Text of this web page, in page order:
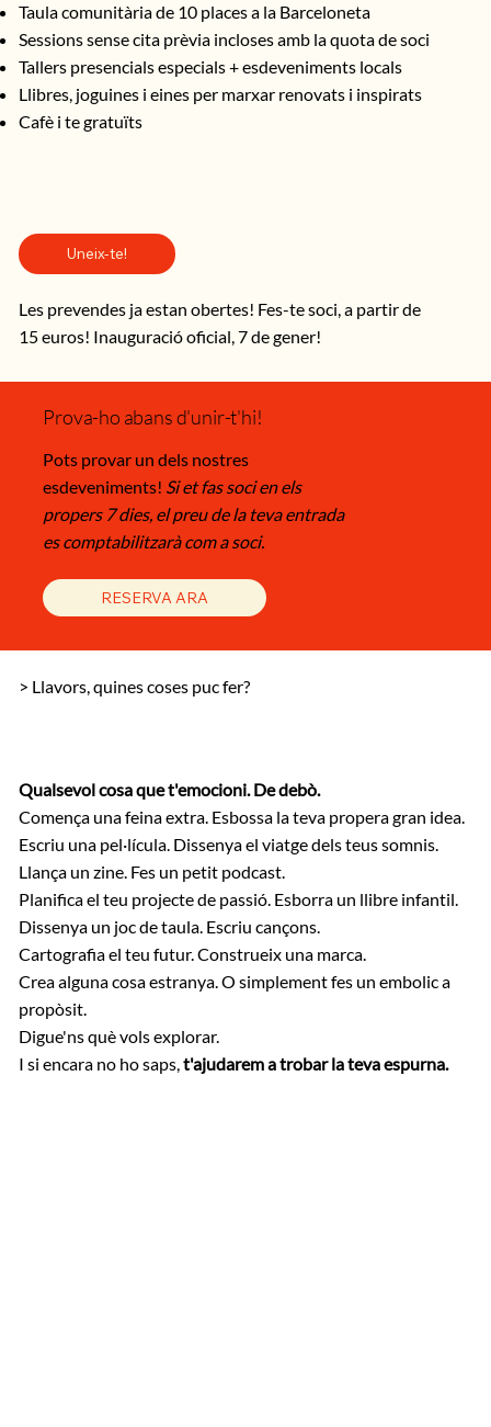
Uneix-te!
Les prevendes ja estan obertes! Fes-te soci, a partir de
15 euros! Inauguració oficial, 7 de gener!
Taula comunitària de 10 places a la Barceloneta
Sessions sense cita prèvia incloses amb la quota de soci
Tallers presencials especials + esdeveniments locals
Llibres, joguines i eines per marxar renovats i inspirats
Cafè i te gratuïts
Prova-ho abans d'unir-t'hi!
Pots provar un dels nostres
esdeveniments! Si et fas soci en els
propers 7 dies, el preu de la teva entrada
es comptabilitzarà com a soci.
RESERVA ARA
> Llavors, quines coses puc fer?
Qualsevol cosa que t'emocioni. De debò.
Comença una feina extra. Esbossa la teva propera gran idea.
Escriu una pel·lícula. Dissenya el viatge dels teus somnis.
Llança un zine. Fes un petit podcast.
Planifica el teu projecte de passió. Esborra un llibre infantil.
Dissenya un joc de taula. Escriu cançons.
Cartografia el teu futur. Construeix una marca.
Crea alguna cosa estranya. O simplement fes un embolic a
propòsit.
Digue'ns què vols explorar.
I si encara no ho saps,t'ajudarem a trobar la teva espurna.